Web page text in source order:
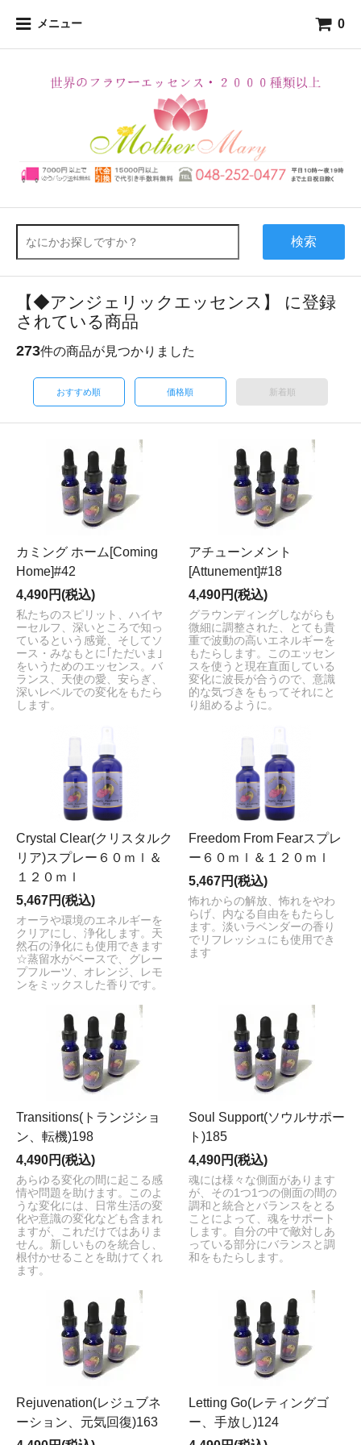
メニュー 0
検索
【◆アンジェリックエッセンス】 に登録
されている商品
273件の商品が見つかりました
おすすめ順 価格順 新着順
カミング ホーム[Coming
Home]#42
4,490円(税込)
私たちのスピリット、ハイヤ
ーセルフ、深いところで知っ
ているという感覚、そしてソ
ース・みなもとに｢ただいま｣
をいうためのエッセンス。バ
ランス、天使の愛、安らぎ、
深いレベルでの変化をもたら
します。
アチューンメント
[Attunement]#18
4,490円(税込)
グラウンディングしながらも
微細に調整された、とても貴
重で波動の高いエネルギーを
もたらします。このエッセン
スを使うと現在直面している
変化に波長が合うので、意識
的な気づきをもってそれにと
り組めるように。
Crystal Clear(クリスタルク
リア)スプレー６０ｍｌ＆
１２０ｍｌ
5,467円(税込)
オーラや環境のエネルギーを
クリアにし、浄化します。天
然石の浄化にも使用できます
☆蒸留水がベースで、グレー
プフルーツ、オレンジ、レモ
ンをミックスした香りです。
Freedom From Fearスプレ
ー６０ｍｌ＆１２０ｍｌ
5,467円(税込)
怖れからの解放、怖れをやわ
らげ、内なる自由をもたらし
ます。淡いラベンダーの香り
でリフレッシュにも使用でき
ます
Transitions(トランジショ
ン、転機)198
4,490円(税込)
あらゆる変化の間に起こる感
情や問題を助けます。このよ
うな変化には、日常生活の変
化や意識の変化なども含まれ
ますが、これだけではありま
せん。新しいものを統合し、
根付かせることを助けてくれ
ます。
Soul Support(ソウルサポー
ト)185
4,490円(税込)
魂には様々な側面があります
が、その1つ1つの側面の間の
調和と統合とバランスをとる
ことによって、魂をサポート
します。自分の中で敵対しあ
っている部分にバランスと調
和をもたらします。
Rejuvenation(レジュブネ
ーション、元気回復)163
Letting Go(レティングゴ
ー、手放し)124